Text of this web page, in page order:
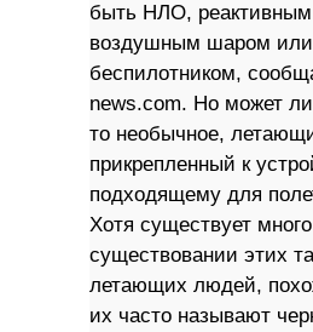
быть НЛО,
воздушным шаром или
беспилотником,
news.com. Но может
то необычное,
прикрепленный к
подходящему для
Хотя существует
существовании этих
летающих людей,
их часто называют